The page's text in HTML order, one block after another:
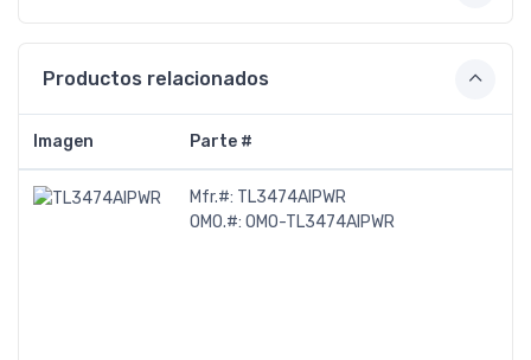
Productos relacionados
Imagen Parte #
Mfr.#: TL3474AIPWR
OMO.#: OMO-TL3474AIPWR